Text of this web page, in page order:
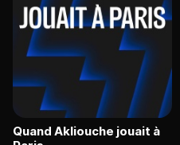
Quand Akliouche jouait à